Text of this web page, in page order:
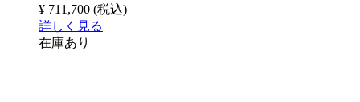
¥ 711,700 (税込)
詳しく見る
在庫あり